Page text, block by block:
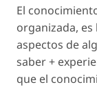
El
organizada,
aspectos de
saber +
que el